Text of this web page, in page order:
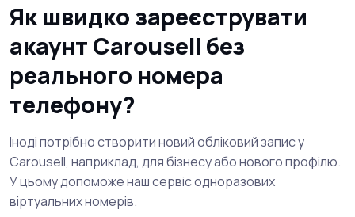
Як швидко зареєструвати
акаунт Carousell без
реального номера
телефону?
Іноді потрібно створити новий обліковий запис у
Carousell, наприклад, для бізнесу або нового профілю.
У цьому допоможе наш сервіс одноразових
віртуальних номерів.